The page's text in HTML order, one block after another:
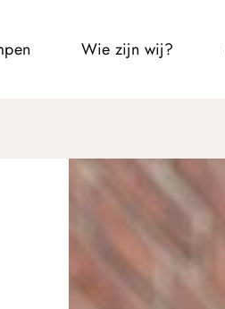
Wie zijn wij?